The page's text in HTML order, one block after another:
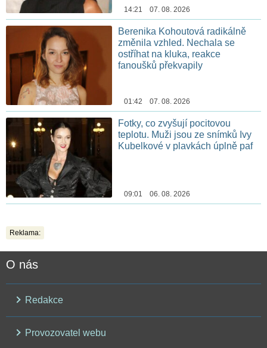
14:21 07. 08. 2026
Berenika Kohoutová radikálně
změnila vzhled. Nechala se
ostříhat na kluka, reakce
fanoušků překvapily
01:42 07. 08. 2026
Fotky, co zvyšují pocitovou
teplotu. Muži jsou ze snímků Ivy
Kubelkové v plavkách úplně paf
09:01 06. 08. 2026
Reklama:
O nás
Redakce
Provozovatel webu